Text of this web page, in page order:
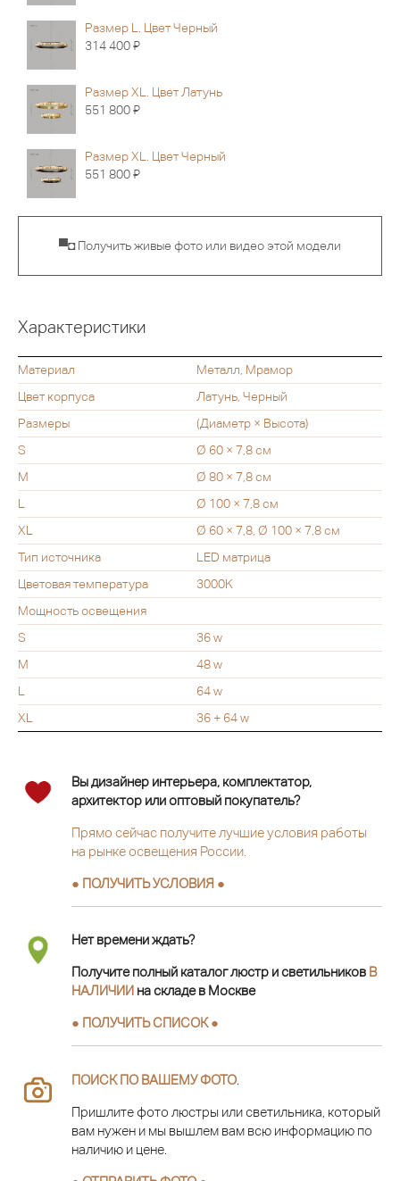
Размер L. Цвет Черный
314 400Я
Размер XL. Цвет Латунь
551 800Я
Размер XL. Цвет Черный
551 800Я
▀◘ Получить живые фото или видео этой модели
Характеристики
Материал
Металл, Мрамор
Цвет корпуса
Латунь, Черный
Размеры
(Диаметр × Высота)
S
Ø 60 × 7,8 см
M
Ø 80 × 7,8 см
L
Ø 100 × 7,8 см
XL
Ø 60 × 7,8, Ø 100 × 7,8 см
Тип источника
LED матрица
Цветовая температура
3000K
Мощность освещения
S
36 w
M
48 w
L
64 w
XL
36 + 64 w
Вы дизайнер интерьера, комплектатор,
архитектор или оптовый покупатель?
Прямо сейчас получите лучшие условия работы
на рынке освещения России.
● ПОЛУЧИТЬ УСЛОВИЯ ●
Нет времени ждать?
Получите полный каталог люстр и светильников В
НАЛИЧИИ на складе в Москве
● ПОЛУЧИТЬ СПИСОК ●
ПОИСК ПО ВАШЕМУ ФОТО
Пришлите фото люстры или светильника, который
вам нужен и мы вышлем вам всю информацию по
наличию и цене.